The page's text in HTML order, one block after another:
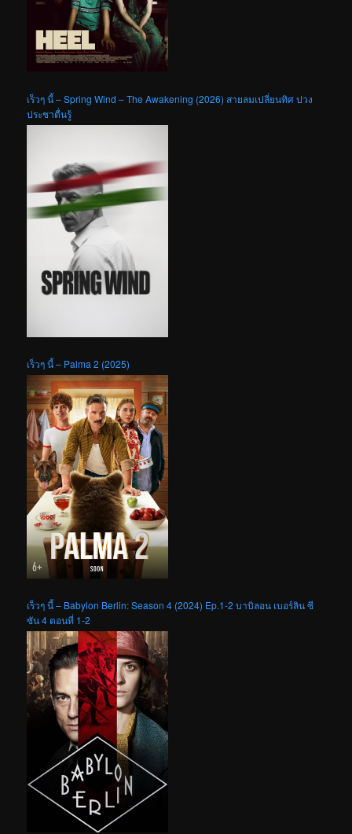
เร็วๆ นี้ – Spring Wind – The Awakening (2026) สายลมเปลี่ยนทิศ ปวง
ประชาตื่นรู้
เร็วๆ นี้ – Palma 2 (2025)
เร็วๆ นี้ – Babylon Berlin: Season 4 (2024) Ep.1-2 บาบิลอน เบอร์ลิน ซี
ซัน 4 ตอนที่ 1-2